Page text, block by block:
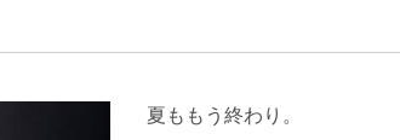
夏ももう終わり。